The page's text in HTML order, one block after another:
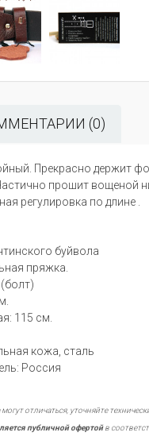
(0)
Прекрасно держит
прошит вощеной
регулировка по длине .
буйвола
пряжка.
115 см.
кожа, сталь
Россия
отличаться, уточняйте
публичной офертойв